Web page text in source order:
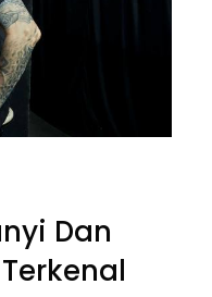
Dan